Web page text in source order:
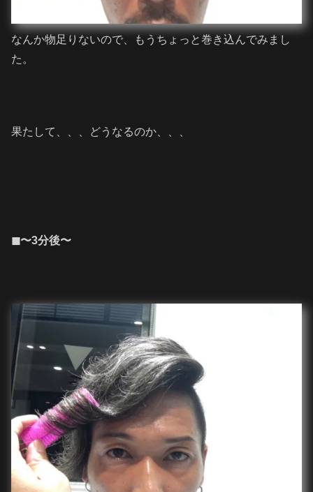
なんか物足りないので、もうちょっと巻き込んでみまし
た。
果たして、、、どうなるのか、、、
◼︎〜3分後〜